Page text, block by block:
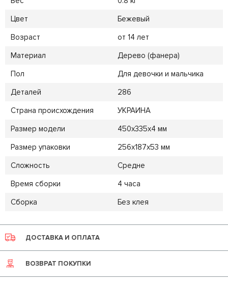
Цвет
Бежевый
Возраст
от 14 лет
Материал
Дерево (фанера)
Пол
Для девочки и мальчика
Деталей
286
Страна происхождения
УКРАИНА
Размер модели
450x335x4 мм
Размер упаковки
256x187x53 мм
Сложность
Средне
Время сборки
4 часа
Сборка
Без клея
ДОСТАВКА И ОПЛАТА
ВОЗВРАТ ПОКУПКИ